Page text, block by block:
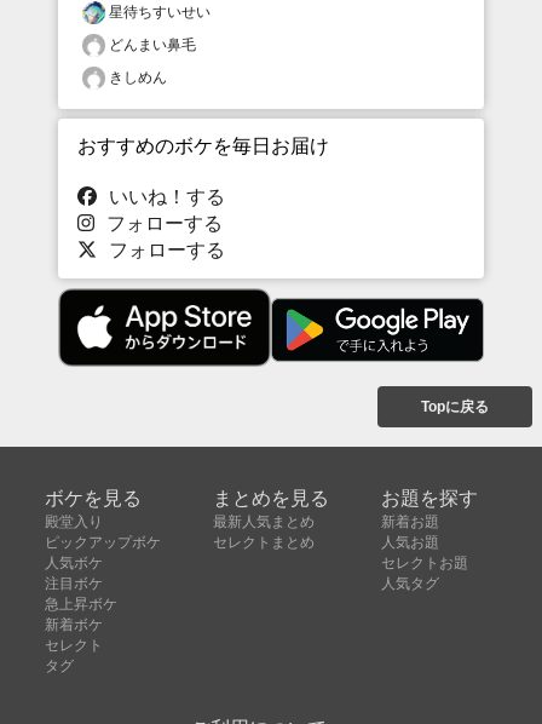
星待ちすいせい
どんまい鼻毛
きしめん
おすすめのボケを毎日お届け
いいね！する
フォローする
フォローする
Topに戻る
ボケを見る
殿堂入り
ピックアップボケ
人気ボケ
注目ボケ
急上昇ボケ
新着ボケ
セレクト
タグ
まとめを見る
最新人気まとめ
セレクトまとめ
お題を探す
新着お題
人気お題
セレクトお題
人気タグ